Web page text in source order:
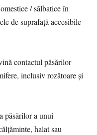
/ sălbatice în
de suprafață accesibile
contactul păsărilor
inclusiv rozătoare și
păsărilor a unui
halat sau